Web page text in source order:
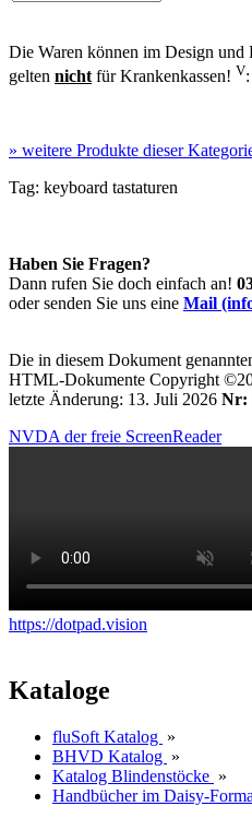
Die Waren können im Design
gelten nicht für Krankenkassen! V
» weitere Produkte dieser
Tag: keyboard tastaturen
Haben Sie Fragen?
Dann rufen Sie doch einfach an!
oder senden Sie uns eine Mail
Die in diesem Dokument
HTML-Dokumente Copyright
letzte Änderung: 13. Juli 2026 Nr:
NVDA der freie ScreenReader
https://dotpad.vision
Kataloge
fluSoft Katalog »
BHVD Katalog »
Katalog Blindenstöcke »
Handbücher im Daisy-